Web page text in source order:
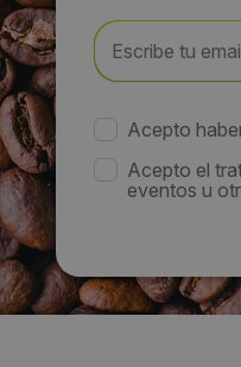
Acepto
Acepto el
eventos u